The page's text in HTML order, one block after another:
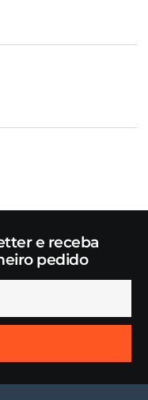
e receba
pedido